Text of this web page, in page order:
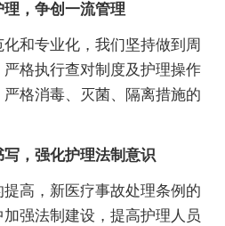
，争创一流管理
和专业化，我们坚持做到周
格执行查对制度及护理操作
格消毒、灭菌、隔离措施的
写，强化护理法制意识
高，新医疗事故处理条例的
强法制建设，提高护理人员